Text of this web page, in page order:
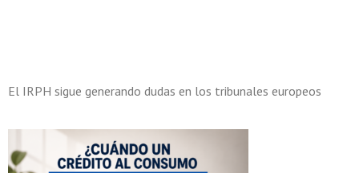
El IRPH sigue generando dudas en los tribunales europeos